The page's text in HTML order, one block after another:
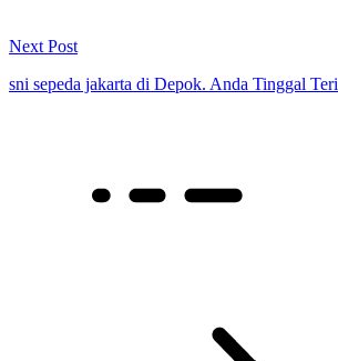
Next Post
sni sepeda jakarta di Depok. Anda Tinggal